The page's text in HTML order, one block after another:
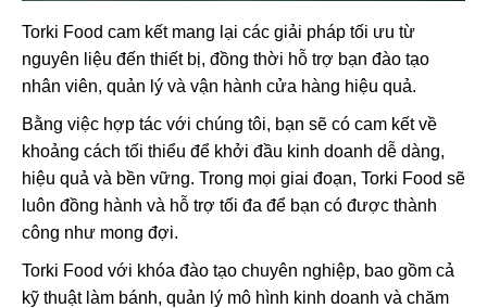
Torki Food cam kết mang lại các giải pháp tối ưu từ
nguyên liệu đến thiết bị, đồng thời hỗ trợ bạn đào tạo
nhân viên, quản lý và vận hành cửa hàng hiệu quả.
Bằng việc hợp tác với chúng tôi, bạn sẽ có cam kết về
khoảng cách tối thiểu để khởi đầu kinh doanh dễ dàng,
hiệu quả và bền vững. Trong mọi giai đoạn, Torki Food sẽ
luôn đồng hành và hỗ trợ tối đa để bạn có được thành
công như mong đợi.
Torki Food với khóa đào tạo chuyên nghiệp, bao gồm cả
kỹ thuật làm bánh, quản lý mô hình kinh doanh và chăm